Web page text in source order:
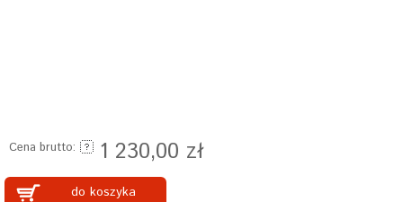
Cena brutto: 1 230,00 zł
do koszyka